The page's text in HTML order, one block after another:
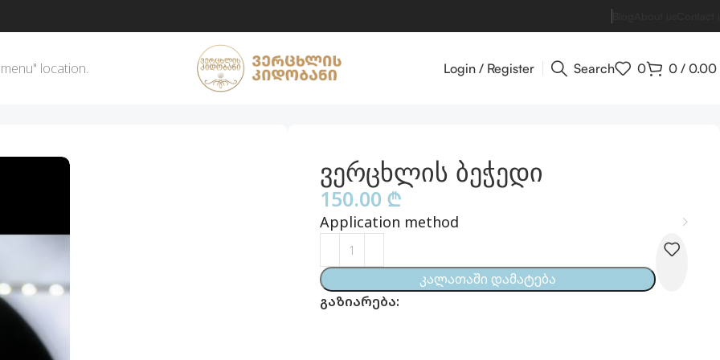
location. Login / Register Search 0 0 / 0.00
ვერცხლის ბეჭედი
150.00 ₾
Application method
Კალათაში Დამატება
გაზიარება: